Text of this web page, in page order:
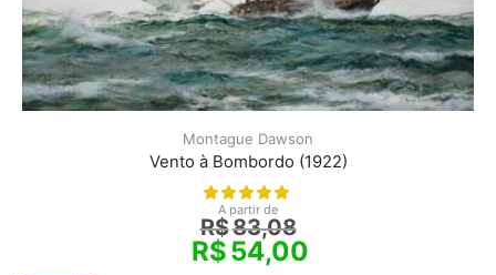
Montague Dawson
Vento à Bombordo (1922)
A partir de
R$83,08
R$54,00